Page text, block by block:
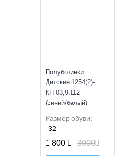
Полуботинки
Детские 1254(2)-
КП-03,9,112
(синий/белый)
Размер обуви:
32
1 800 3000